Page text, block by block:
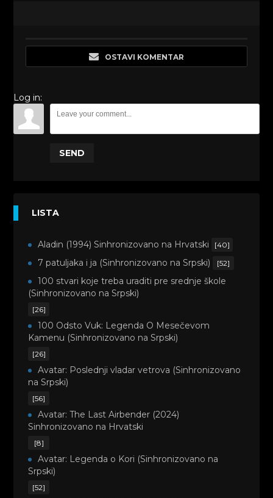
OSTAVI KOMENTAR
Log in:
SEND
LISTA
Aladin (1994) Sinhronizovano na Hrvatski [40]
7 patuljaka i ja (Sinhronizovano na Srpski) [52]
100 stvari koje treba uraditi pre srednje škole
(Sinhronizovano na Srpski)
[26]
100 Odsto Vuk: Legenda O Mesečevom
Kamenu (Sinhronizovano na Srpski)
[26]
Avatar: Poslednji vladar vetrova (Sinhronizovano
na Srpski)
[56]
Avatar: The Last Airbender (2024)
Sinhronizovano na Hrvatski
[8]
Avatar: Legenda o Kori (Sinhronizovano na
Srpski)
[52]